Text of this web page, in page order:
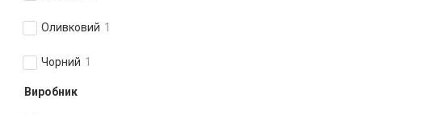
Оливковий 1
Чорний 1
Виробник